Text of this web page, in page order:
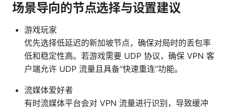
场景导向的节点选择与设置建议
游戏玩家
优先选择低延迟的新加坡节点，确保对局时的丢包率
低和稳定性高。若游戏需要 UDP 协议，确保 VPN 客
户端允许 UDP 流量且具备“快速重连”功能。
流媒体爱好者
有时流媒体平台会对 VPN 流量进行识别，导致缓冲